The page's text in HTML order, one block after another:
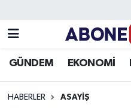
GÜNDEM EKONOMİ
HABERLER ASAYIŞ